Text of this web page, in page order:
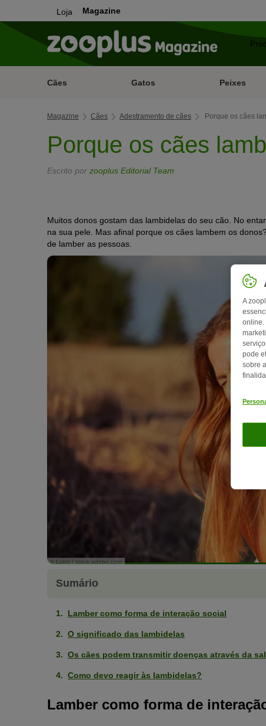
Loja Magazine
Cães Gatos Peixes
Magazine Cães Adestramento de cães Porque os cães
Porque os cães
Escrito por zooplus Editorial Team
Muitos donos gostam das lambidelas do seu cão. No
na sua pele. Mas afinal porque os cães lambem os
de lamber as pessoas.
© Lubo / stock.adobe.com
Sumário
Lamber como forma de interação social
O significado das lambidelas
Os cães podem transmitir doenças através da
Como devo reagir às lambidelas?
Lamber como forma de
A
online.
pode
sobre